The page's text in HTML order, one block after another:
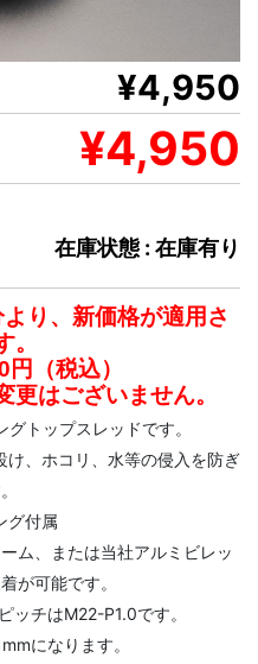
¥4,950
¥4,950
在庫状態 : 在庫有り
り、新価格が適用さ
。
（税込）
はございません。
トップスレッドです。
け、ホコリ、水等の侵入を防ぎ
グ付属
ム、または当社アルミビレッ
が可能です。
ッチはM22-P1.0です。
になります。